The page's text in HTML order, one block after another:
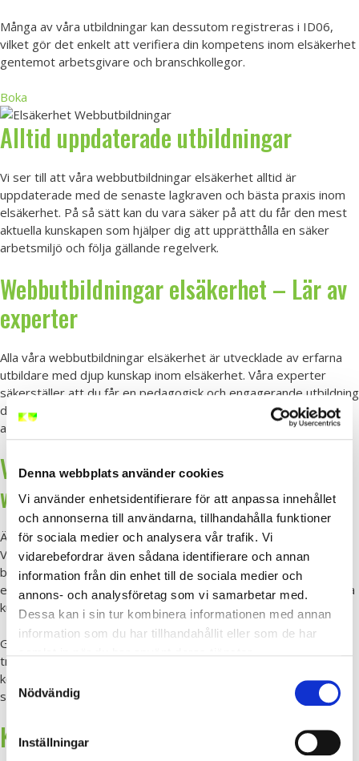
Denna webbplats använder cookies
Vi använder enhetsidentifierare för att anpassa innehållet
och annonserna till användarna, tillhandahålla funktioner
för sociala medier och analysera vår trafik. Vi
vidarebefordrar även sådana identifierare och annan
information från din enhet till de sociala medier och
annons- och analysföretag som vi samarbetar med.
Dessa kan i sin tur kombinera informationen med annan
information som du har tillhandahållit eller som de har
Samtyckesval
Nödvändig
Inställningar
Många av våra utbildningar kan dessutom registreras i ID06,
vilket gör det enkelt att verifiera din kompetens inom elsäkerhet
gentemot arbetsgivare och branschkollegor.
Boka
Alltid uppdaterade utbildningar
Vi ser till att våra webbutbildningar elsäkerhet alltid är
uppdaterade med de senaste lagkraven och bästa praxis inom
elsäkerhet. På så sätt kan du vara säker på att du får den mest
aktuella kunskapen som hjälper dig att upprätthålla en säker
arbetsmiljö och följa gällande regelverk.
Webbutbildningar elsäkerhet – Lär av
experter
Alla våra webbutbildningar elsäkerhet är utvecklade av erfarna
utbildare med djup kunskap inom elsäkerhet. Våra experter
säkerställer att du får en pedagogisk och engagerande utbildning
där du lär dig praktiska säkerhetsprinciper som du direkt kan
använda i ditt dagliga arbete.
Vill du veta mer om våra
webbutbildningar elsäkerhet?
Är du intresserad av att höja din kompetens inom elsäkerhet?
Våra webbutbildningar elsäkerhet ger dig den kunskap du
behöver för att arbeta säkert och följa lagkraven inom
elsäkerhet. Kontakta oss idag för att få mer information om våra
kurser eller boka din utbildning direkt.
Genom att välja webbutbildningar elsäkerhet investerar du i en
tryggare och säkrare arbetsplats – både för dig själv och dina
kollegor. Ta steget idag och säkerställ att du har den kunskap
som krävs för att arbeta säkert med el!
Kontakta oss för mer information